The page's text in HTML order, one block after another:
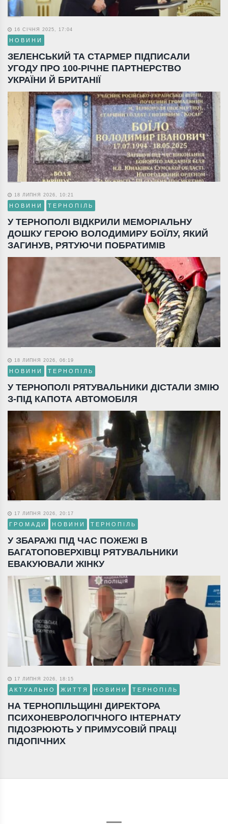
16 СІЧНЯ 2025, 17:04
НОВИНИ
ЗЕЛЕНСЬКИЙ ТА СТАРМЕР ПІДПИСАЛИ
УГОДУ ПРО 100-РІЧНЕ ПАРТНЕРСТВО
УКРАЇНИ Й БРИТАНІЇ
18 ЛИПНЯ 2026, 10:21
НОВИНИ ТЕРНОПІЛЬ
У ТЕРНОПОЛІ ВІДКРИЛИ МЕМОРІАЛЬНУ
ДОШКУ ГЕРОЮ ВОЛОДИМИРУ БОЇЛУ, ЯКИЙ
ЗАГИНУВ, РЯТУЮЧИ ПОБРАТИМІВ
18 ЛИПНЯ 2026, 06:19
НОВИНИ ТЕРНОПІЛЬ
У ТЕРНОПОЛІ РЯТУВАЛЬНИКИ ДІСТАЛИ ЗМІЮ
З-ПІД КАПОТА АВТОМОБІЛЯ
17 ЛИПНЯ 2026, 20:17
ГРОМАДИ НОВИНИ ТЕРНОПІЛЬ
У ЗБАРАЖІ ПІД ЧАС ПОЖЕЖІ В
БАГАТОПОВЕРХІВЦІ РЯТУВАЛЬНИКИ
ЕВАКУЮВАЛИ ЖІНКУ
17 ЛИПНЯ 2026, 18:15
АКТУАЛЬНО ЖИТТЯ НОВИНИ ТЕРНОПІЛЬ
НА ТЕРНОПІЛЬЩИНІ ДИРЕКТОРА
ПСИХОНЕВРОЛОГІЧНОГО ІНТЕРНАТУ
ПІДОЗРЮЮТЬ У ПРИМУСОВІЙ ПРАЦІ
ПІДОПІЧНИХ